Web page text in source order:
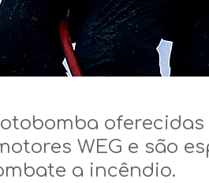
WEG e são
a incêndio.